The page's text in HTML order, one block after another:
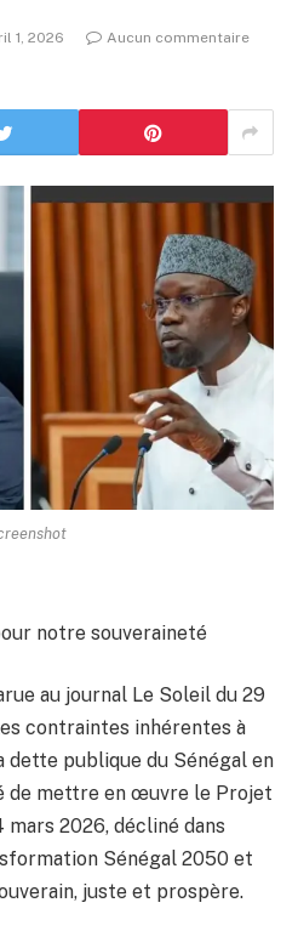
1, 2026
Aucun commentaire
notre souveraineté
au journal Le Soleil du 29
contraintes inhérentes à
publique du Sénégal en
de mettre en œuvre le Projet
2026, décliné dans
Sénégal 2050 et
juste et prospère.